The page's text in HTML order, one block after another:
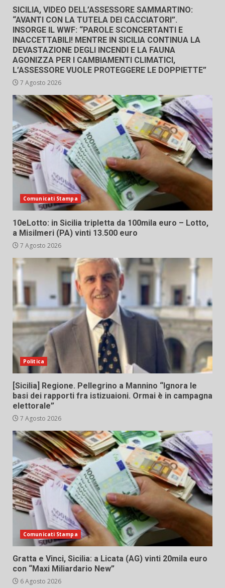
SICILIA, VIDEO DELL’ASSESSORE SAMMARTINO:
“AVANTI CON LA TUTELA DEI CACCIATORI”.
INSORGE IL WWF: “PAROLE SCONCERTANTI E
INACCETTABILI! MENTRE IN SICILIA CONTINUA LA
DEVASTAZIONE DEGLI INCENDI E LA FAUNA
AGONIZZA PER I CAMBIAMENTI CLIMATICI,
L’ASSESSORE VUOLE PROTEGGERE LE DOPPIETTE”
7 Agosto 2026
Comunicati Stampa
10eLotto: in Sicilia tripletta da 100mila euro – Lotto,
a Misilmeri (PA) vinti 13.500 euro
7 Agosto 2026
Politica
[Sicilia] Regione. Pellegrino a Mannino “Ignora le
basi dei rapporti fra istizuaioni. Ormai è in campagna
elettorale”
7 Agosto 2026
Comunicati Stampa
Gratta e Vinci, Sicilia: a Licata (AG) vinti 20mila euro
con “Maxi Miliardario New”
6 Agosto 2026